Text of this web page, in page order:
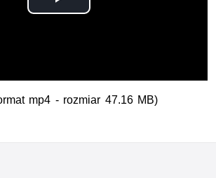
Odtwórz
mp4 - rozmiar 47.16 MB)